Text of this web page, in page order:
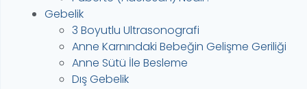
Gebelik
3 Boyutlu Ultrasonografi
Anne Karnındaki Bebeğin Gelişme Geriliği
Anne Sütü İle Besleme
Dış Gebelik